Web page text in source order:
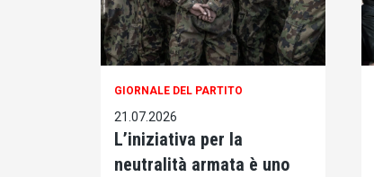
GIORNALE DEL PARTITO
21.07.2026
L’iniziativa per la
neutralità armata è uno